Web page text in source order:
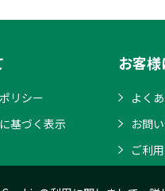
リシー
基づく表示
お客
よく
お問
ご利